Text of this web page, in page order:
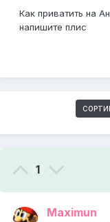
Как приватить на
напишите плис
1
Maximun